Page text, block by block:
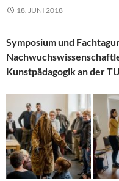
18. JUNI 2018
Symposium und
Kunstpädagogik an der